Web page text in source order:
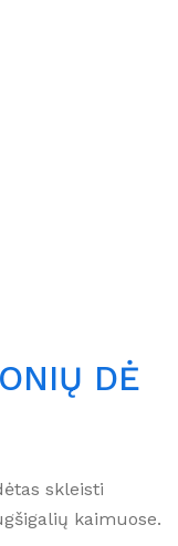
DĖ
skleisti
kaimuose.